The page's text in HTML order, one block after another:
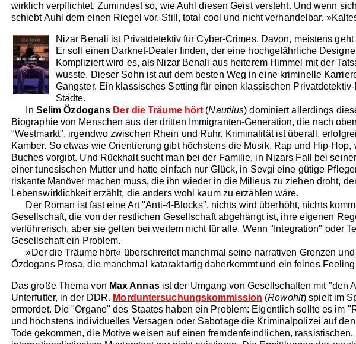
wirklich verpflichtet. Zumindest so, wie Auhl diesen Geist versteht. Und wenn
schiebt Auhl dem einen Riegel vor. Still, total cool und nicht verhandelbar.
Nizar Benali ist Privatdetektiv für Cyber-Crimes. Davon, meistens
Er soll einen Darknet-Dealer finden, der eine hochgefährliche
Kompliziert wird es, als Nizar Benali aus heiterem Himmel mit der
wusste. Dieser Sohn ist auf dem besten Weg in eine kriminelle
Gangster. Ein klassisches Setting für einen klassischen
Städte.
In Selim Özdogans Der die Träume hört (Nautilus) dominiert allerdings
Biographie von Menschen aus der dritten Immigranten-Generation, die nach
"Westmarkt", irgendwo zwischen Rhein und Ruhr. Kriminalität ist überall,
Kamber. So etwas wie Orientierung gibt höchstens die Musik, Rap und Hip-
Buches vorgibt. Und Rückhalt sucht man bei der Familie, in Nizars Fall bei
einer tunesischen Mutter und hatte einfach nur Glück, in Sevgi eine gütige
riskante Manöver machen muss, die ihn wieder in die Milieus zu ziehen droht,
Lebenswirklichkeit erzählt, die anders wohl kaum zu erzählen wäre.
Der Roman ist fast eine Art "Anti-4-Blocks", nichts wird überhöht, nichts
Gesellschaft, die von der restlichen Gesellschaft abgehängt ist, ihre eigenen
verführerisch, aber sie gelten bei weitem nicht für alle. Wenn "Integration" oder
Gesellschaft ein Problem.
»Der die Träume hört« überschreitet manchmal seine narrativen Grenzen
Özdogans Prosa, die manchmal kataraktartig daherkommt und ein feines
Das große Thema von Max Annasist der Umgang von Gesellschaften mit "den
Unterfutter, in der DDR. Morduntersuchungskommission (Rowohlt) spielt im
ermordet. Die "Organe" des Staates haben ein Problem: Eigentlich sollte es im
und höchstens individuelles Versagen oder Sabotage die Kriminalpolizei auf
Tode gekommen, die Motive weisen auf einen fremdenfeindlichen,